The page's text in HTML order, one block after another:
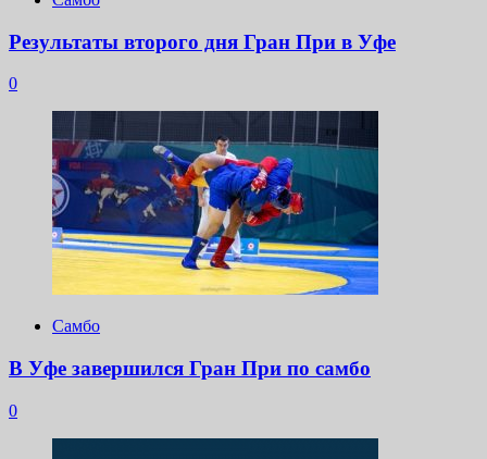
Результаты второго дня Гран При в Уфе
0
Самбо
В Уфе завершился Гран При по самбо
0